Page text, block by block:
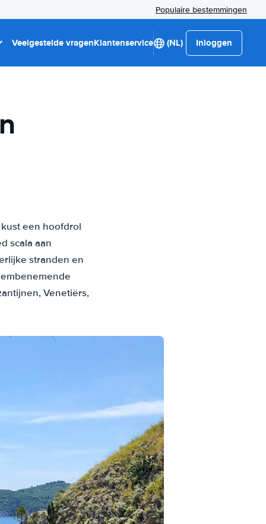
Populaire bestemmingen
Veelgestelde vragenKlantenservice (NL) Inloggen
een hoofdrol
scala aan
stranden en
Venetiërs,